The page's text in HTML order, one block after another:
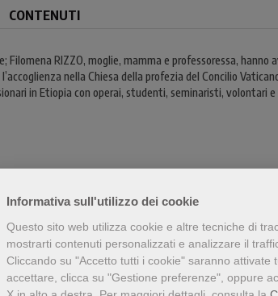
Informativa sull'utilizzo dei cookie
Questo sito web utilizza cookie e altre tecniche di
mostrarti contenuti personalizzati e analizzare il
Cliccando su "Accetto tutti i cookie" saranno attivate
accettare, clicca su "Gestione preferenze", oppure
CONTENUTI
Filomena RIZZO, moglie, mamma e professoressa,
nella Chiesa della profezia del Concilio
in Etiopia con operai, studenti, seminaristi, volontari